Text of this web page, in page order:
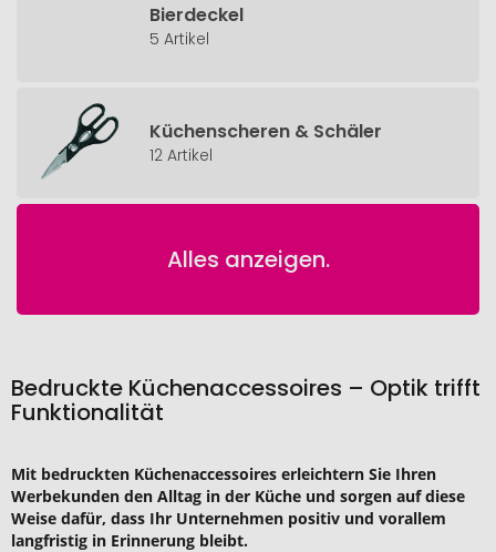
Bierdeckel
5 Artikel
Küchenscheren & Schäler
12 Artikel
Alles anzeigen.
Bedruckte Küchenaccessoires – Optik trifft
Funktionalität
Mit bedruckten Küchenaccessoires erleichtern Sie Ihren
Werbekunden den Alltag in der Küche und sorgen auf diese
Weise dafür, dass Ihr Unternehmen positiv und vorallem
langfristig in Erinnerung bleibt.